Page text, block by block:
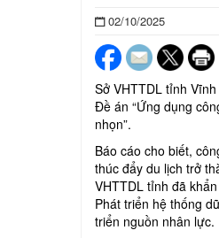
02/10/2025
Sở VHTTDL tỉnh
Đề án “Ứng dụng
nhọn”.
Báo cáo cho biết,
thúc đẩy du lịch trở
VHTTDL tỉnh đã
Phát triển hệ thống
triển nguồn nhân lực.